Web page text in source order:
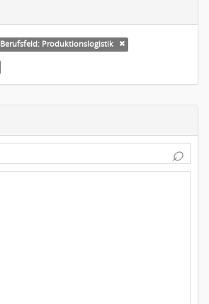
Berufsfeld: Produktionslogistik
⌕